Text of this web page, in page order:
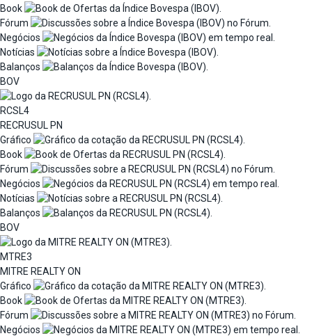
Book
Fórum
Negócios
Notícias
Balanços
BOV
RCSL4
RECRUSUL PN
Gráfico
Book
Fórum
Negócios
Notícias
Balanços
BOV
MTRE3
MITRE REALTY ON
Gráfico
Book
Fórum
Negócios